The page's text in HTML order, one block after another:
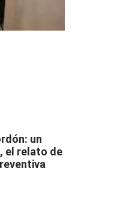
un
el relato de